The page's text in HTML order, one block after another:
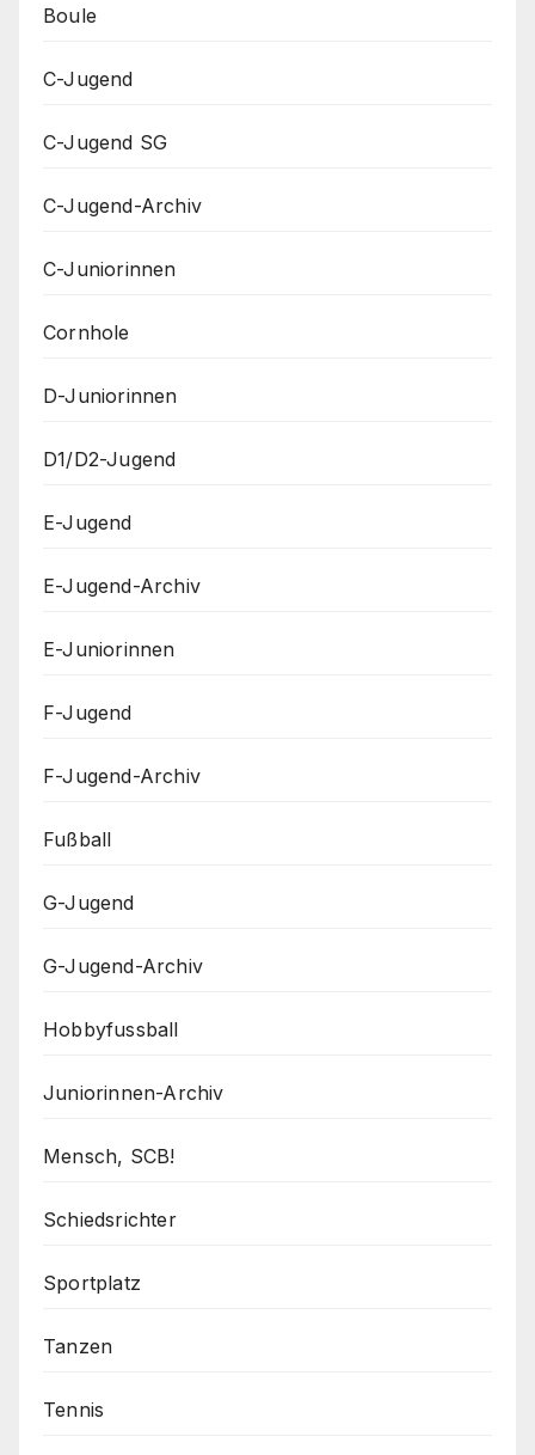
Boule
C-Jugend
C-Jugend SG
C-Jugend-Archiv
C-Juniorinnen
Cornhole
D-Juniorinnen
D1/D2-Jugend
E-Jugend
E-Jugend-Archiv
E-Juniorinnen
F-Jugend
F-Jugend-Archiv
Fußball
G-Jugend
G-Jugend-Archiv
Hobbyfussball
Juniorinnen-Archiv
Mensch, SCB!
Schiedsrichter
Sportplatz
Tanzen
Tennis